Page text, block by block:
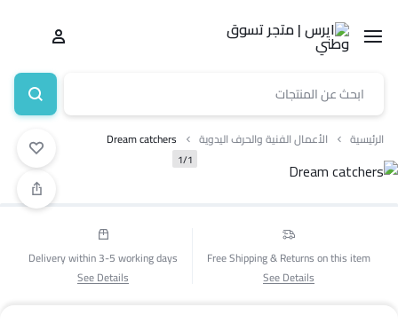
الرئيسية الأعمال الفنية والحرف اليدوية Dream catchers
1/1
Free Shipping & Returns on this item
See Details
Delivery within 3-5 working days
See Details